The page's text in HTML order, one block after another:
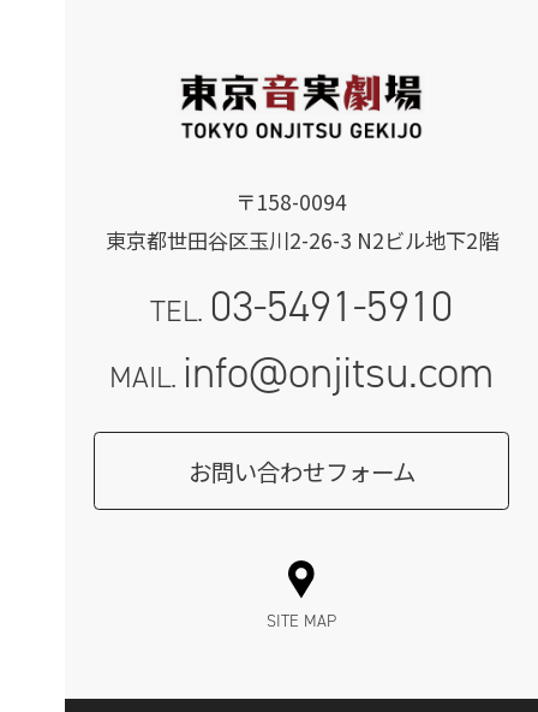
〒158-0094
東京都世田谷区玉川2-26-3 N2ビル地下2階
TEL. 03-5491-5910
MAIL. info@onjitsu.com
お問い合わせフォーム
SITE MAP